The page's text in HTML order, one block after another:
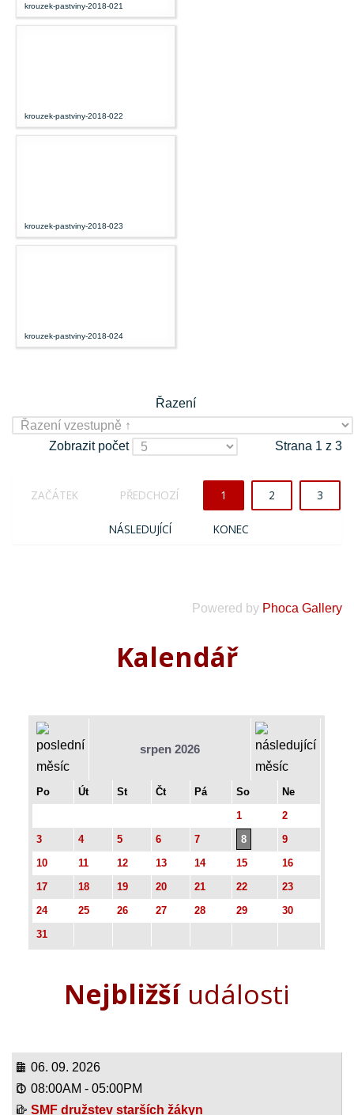
krouzek-pastviny-2018-021
krouzek-pastviny-2018-022
krouzek-pastviny-2018-023
krouzek-pastviny-2018-024
Řazení
Zobrazit počet Strana 1 z 3
ZAČÁTEK PŘEDCHOZÍ 1 2 3
NÁSLEDUJÍCÍ KONEC
Powered by Phoca Gallery
Kalendář
srpen 2026
Po Út St Čt Pá So
Ne
1
2
3
4 5 6 7 8
9
10
11 12 13 14 15
16
17
18 19 20 21 22
23
24
25 26 27 28 29
30
31
Nejbližšíudálosti
06. 09. 2026
08:00AM - 05:00PM
SMF družstev starších žákyn